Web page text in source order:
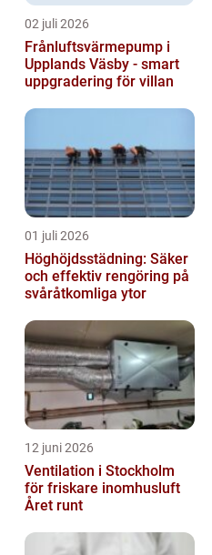
02 juli 2026
Frånluftsvärmepump i
Upplands Väsby - smart
uppgradering för villan
01 juli 2026
Höghöjdsstädning: Säker
och effektiv rengöring på
svåråtkomliga ytor
12 juni 2026
Ventilation i Stockholm
för friskare inomhusluft
Året runt